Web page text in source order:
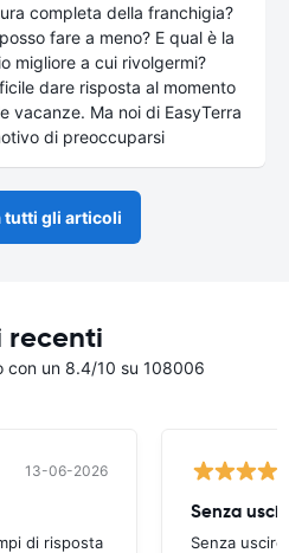
completa della franchigia?
fare a meno? E qual è la
migliore a cui rivolgermi?
dare risposta al momento
vacanze. Ma noi di EasyTerra
di preoccuparsi
tutti gli articoli
recenti
con un 8.4/10 su 108006
13-06-2026
di risposta
Senza
Senza